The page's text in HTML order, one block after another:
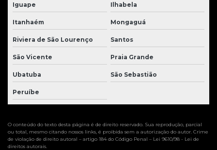
Iguape Ilhabela
Itanhaém Mongaguá
Riviera de São Lourenço Santos
São Vicente Praia Grande
Ubatuba São Sebastião
Peruíbe
O conteúdo do texto desta página é de direito reservado. Sua reprodução, parcial
ou total, mesmo citando nossos links, é proibida sem a autorização do autor. Crime
de violação de direito autoral – artigo 184 do Código Penal – Lei 9610/98 - Lei de
direitos autorais.